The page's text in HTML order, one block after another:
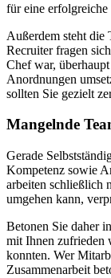
für eine erfolgreiche
Außerdem steht die
Recruiter fragen
Chef war,
Anordnungen
sollten Sie gezielt
Mangelnde
Gerade
Kompetenz sowie
arbeiten schließlich
umgehen kann,
Betonen Sie daher
mit Ihnen zufrieden
konnten. Wer
Zusammenarbeit